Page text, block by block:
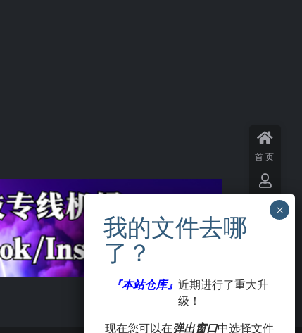
首页
用户
中心
『本站仓库』 近期进行了重大升
级！
现在您可以在弹出窗口中选择文件